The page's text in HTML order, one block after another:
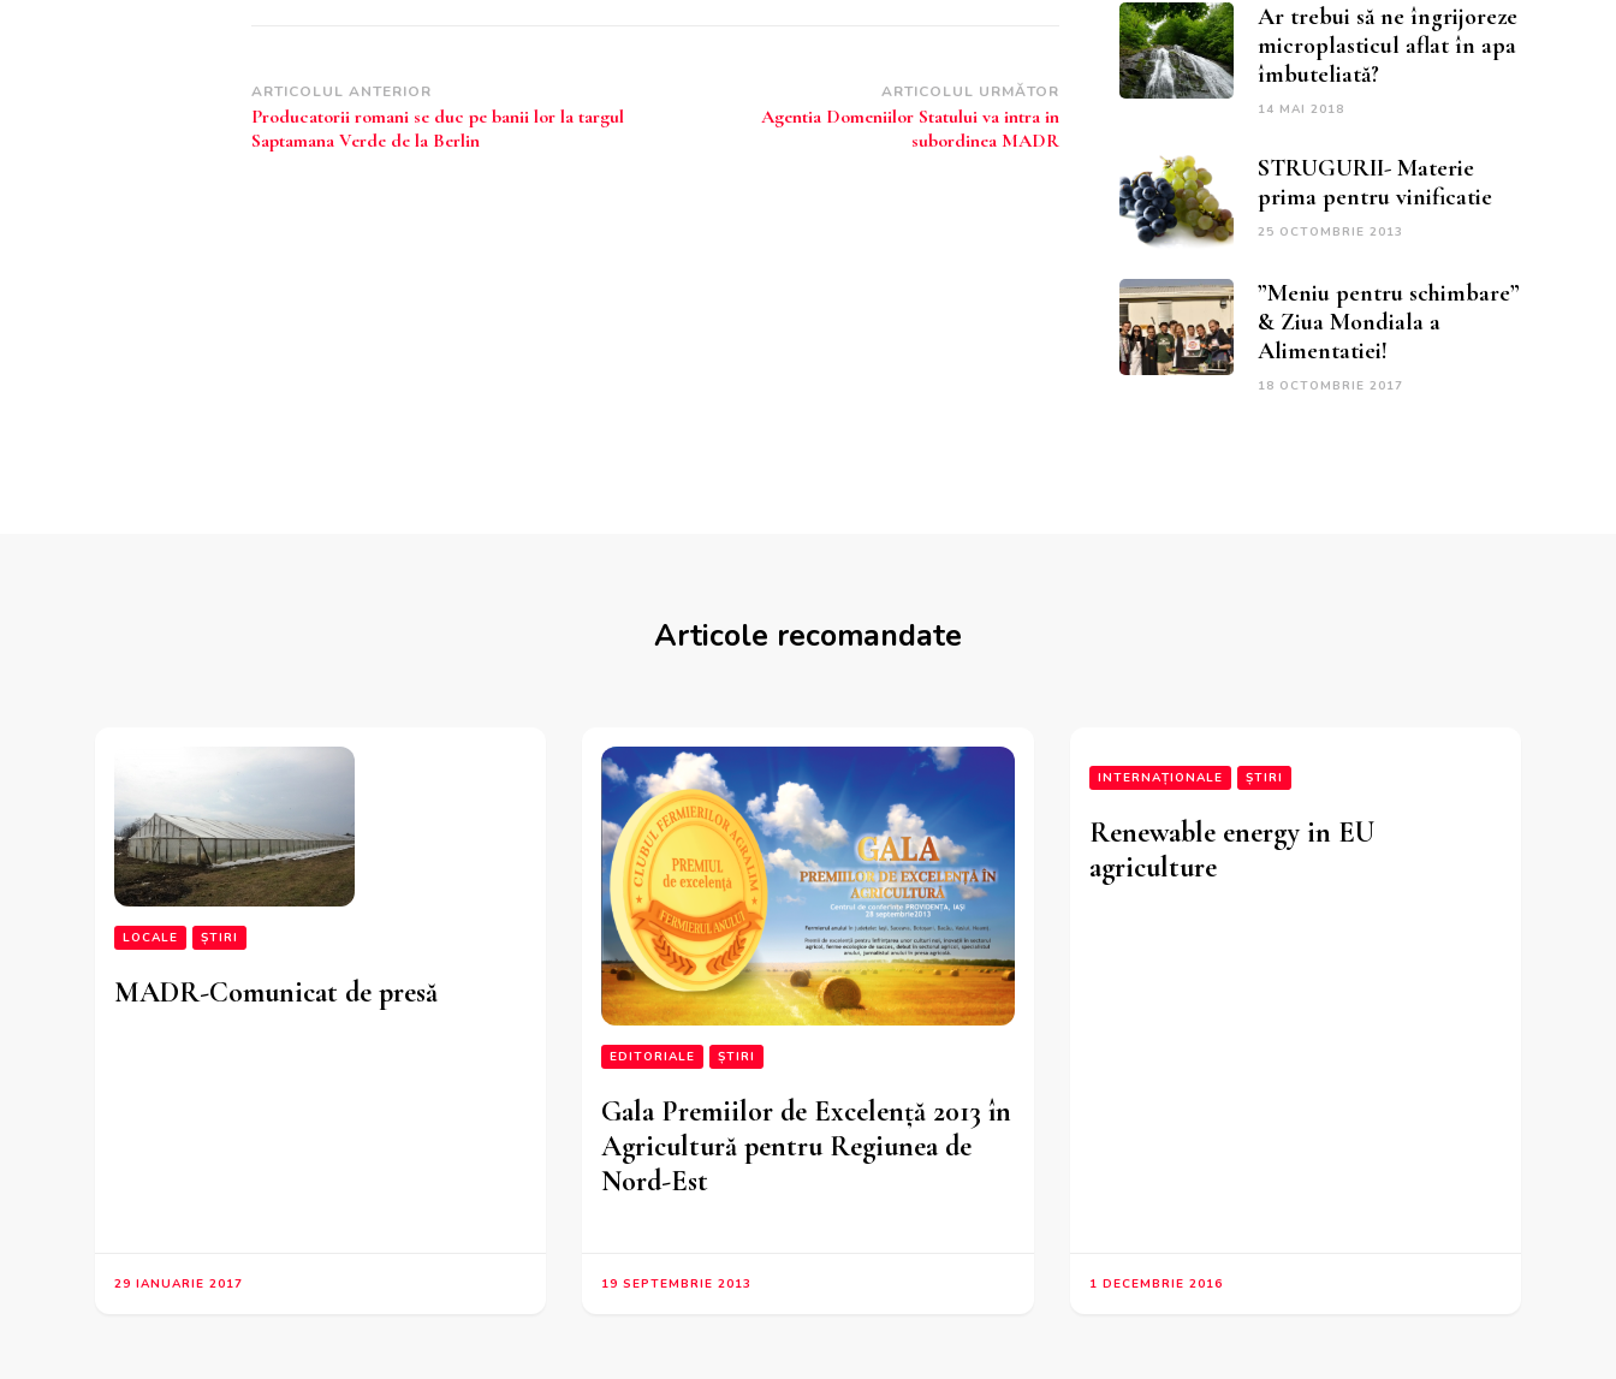
Navigare
în
articole
ARTICOLUL ANTERIOR
Producatorii romani se duc pe banii lor la targul
Saptamana Verde de la Berlin
ARTICOLUL URMĂTOR
Agentia Domeniilor Statului va intra in
subordinea MADR
Ar trebui să ne îngrijoreze
microplasticul aflat în apa
îmbuteliată?
14 MAI 2018
STRUGURII- Materie
prima pentru vinificatie
25 OCTOMBRIE 2013
”Meniu pentru schimbare”
& Ziua Mondiala a
Alimentatiei!
18 OCTOMBRIE 2017
Articole recomandate
LOCALE ȘTIRI
MADR-Comunicat de presă
29 IANUARIE 2017
EDITORIALE ȘTIRI
Gala Premiilor de Excelență 2013 în
Agricultură pentru Regiunea de
Nord-Est
19 SEPTEMBRIE 2013
INTERNAȚIONALE ȘTIRI
Renewable energy in EU
agriculture
1 DECEMBRIE 2016